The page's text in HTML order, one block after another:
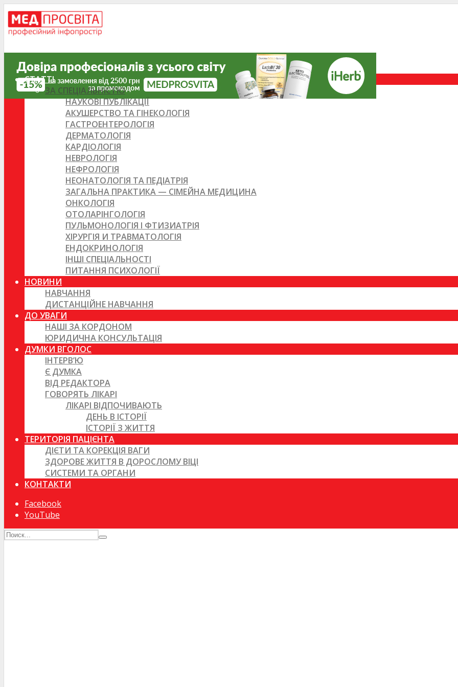
СТАТТІ
ЗА СПЕЦІАЛЬНІСТЮ
НАУКОВІ ПУБЛІКАЦІЇ
АКУШЕРСТВО ТА ГІНЕКОЛОГІЯ
ГАСТРОЕНТЕРОЛОГІЯ
ДЕРМАТОЛОГІЯ
КАРДІОЛОГІЯ
НЕВРОЛОГІЯ
НЕФРОЛОГІЯ
НЕОНАТОЛОГІЯ ТА ПЕДІАТРІЯ
ЗАГАЛЬНА ПРАКТИКА — СІМЕЙНА МЕДИЦИНА
ОНКОЛОГІЯ
ОТОЛАРІНГОЛОГІЯ
ПУЛЬМОНОЛОГІЯ І ФТИЗИАТРІЯ
ХІРУРГІЯ И ТРАВМАТОЛОГІЯ
ЕНДОКРИНОЛОГІЯ
ІНШІ СПЕЦІАЛЬНОСТІ
ПИТАННЯ ПСИХОЛОГІЇ
НОВИНИ
НАВЧАННЯ
ДИСТАНЦІЙНЕ НАВЧАННЯ
ДО УВАГИ
НАШІ ЗА КОРДОНОМ
ЮРИДИЧНА КОНСУЛЬТАЦІЯ
ДУМКИ ВГОЛОС
ІНТЕРВ’Ю
Є ДУМКА
ВІД РЕДАКТОРА
ГОВОРЯТЬ ЛІКАРІ
ЛІКАРІ ВІДПОЧИВАЮТЬ
ДЕНЬ В ІСТОРІЇ
ІСТОРІЇ З ЖИТТЯ
ТЕРИТОРІЯ ПАЦІЄНТА
ДІЄТИ ТА КОРЕКЦІЯ ВАГИ
ЗДОРОВЕ ЖИТТЯ В ДОРОСЛОМУ ВІЦІ
СИСТЕМИ ТА ОРГАНИ
КОНТАКТИ
Facebook
YouTube